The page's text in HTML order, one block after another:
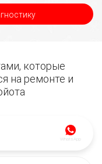
которые
на ремонте и
WhatsApp